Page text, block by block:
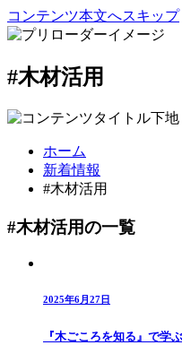
コンテンツ本文へスキップ
#木材活用
ホーム
新着情報
#木材活用
#木材活用の一覧
2025年6月27日
『木ごころを知る』で学